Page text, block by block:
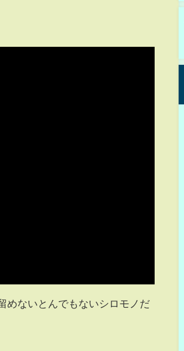
めないとんでもないシロモノだ